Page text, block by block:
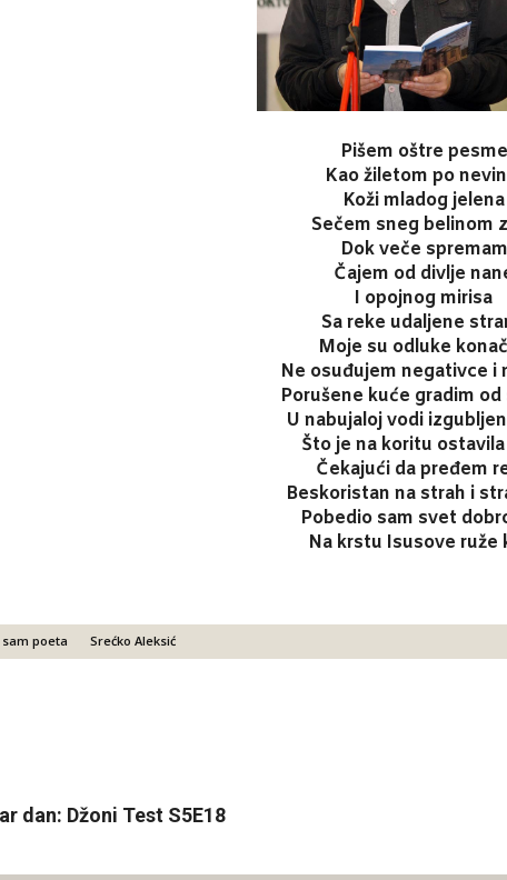
Pišem oštre pesme
Kao žiletom po
Koži mladog jelena
Sečem sneg belinom
Dok veče spremam
Čajem od divlje
I opojnog mirisa
Sa reke udaljene
Moje su odluke
Ne osuđujem negativce i
Porušene kuće gradim od
U nabujaloj vodi
Što je na koritu
Čekajući da pređem
Beskoristan na strah i
Pobedio sam svet
Na krstu Isusove ruže
sam poeta Srećko Aleksić
dan: Džoni Test S5E18